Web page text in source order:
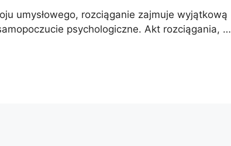
umysłowego, rozciąganie zajmuje wyjątkową
psychologiczne. Akt rozciągania, …